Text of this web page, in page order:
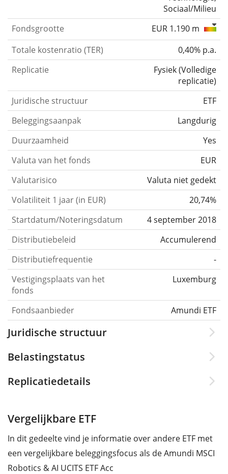
Sociaal/Milieu
Fondsgrootte
EUR 1.190 m
Totale kostenratio (TER)
0,40% p.a.
Replicatie
Fysiek(Volledige
replicatie)
Juridische structuur
ETF
Beleggingsaanpak
Langdurig
Duurzaamheid
Yes
Valuta van het fonds
EUR
Valutarisico
Valuta niet gedekt
Volatiliteit 1 jaar (in EUR)
20,74%
Startdatum/Noteringsdatum
4 september 2018
Distributiebeleid
Accumulerend
Distributiefrequentie
-
Vestigingsplaats van het
fonds
Luxemburg
Fondsaanbieder Amundi ETF
Juridische structuur
Belastingstatus
Replicatiedetails
Vergelijkbare ETF
In dit gedeelte vind je informatie over andere ETF met
een vergelijkbare beleggingsfocus als de Amundi MSCI
Robotics & AI UCITS ETF Acc